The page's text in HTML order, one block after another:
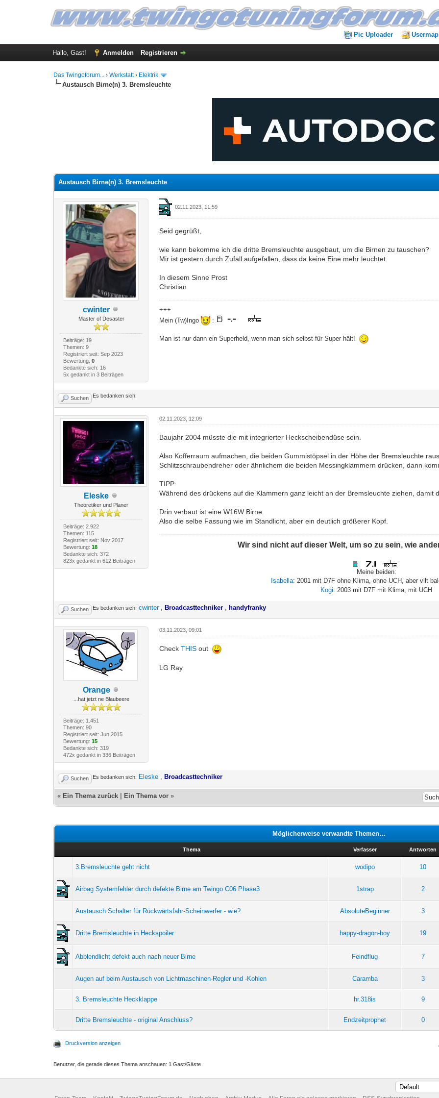
Pic Uploader Usermap
Hallo, Gast! Anmelden Registrieren
Das Twingoforum... ›Werkstatt› Elektrik
Austausch Birne(n) 3. Bremsleuchte
Austausch Birne(n) 3. Bremsleuchte
cwinter
Master of Desaster
Beiträge: 19
Themen: 9
Registriert seit: Sep 2023
Bewertung: 0
Bedankte sich: 16
5x gedankt in 3 Beiträgen
02.11.2023, 11:59
Seid gegrüßt,
wie kann bekomme ich die dritte Bremsleuchte ausgebaut, um die Birnen zu tauschen?
Mir ist gestern durch Zufall aufgefallen, dass da keine Eine mehr leuchtet.
In diesem Sinne Prost
Christian
+++
Mein (Tw)Ingo
:
Man ist nur dann ein Superheld, wenn man sich selbst für Super hält!
Suchen Es bedanken sich:
Eleske
Theoretiker und Planer
Beiträge: 2.922
Themen: 115
Registriert seit: Nov 2017
Bewertung: 18
Bedankte sich: 372
823x gedankt in 612 Beiträgen
02.11.2023, 12:09
Baujahr 2004 müsste die mit integrierter Heckscheibendüse sein.
Also Kofferraum aufmachen, die beiden Gummistöpsel in der Höhe der Bremsleuchte
Schlitzschraubendreher oder ähnlichem die beiden Messingklammern drücken, dann
TIPP:
Während des drückens auf die Klammern ganz leicht an der Bremsleuchte ziehen, damit
Drin verbaut ist eine W16W Birne.
Also die selbe Fassung wie im Standlicht, aber ein deutlich größerer Kopf.
Wir sind nicht auf dieser Welt, um so zu sein, wie
Meine beiden:
Isabella: 2001 mit D7F ohne Klima, ohne UCH, aber vllt
Kogi: 2003 mit D7F mit Klima, mit UCH
Suchen Es bedanken sich: cwinter, Broadcasttechniker handyfranky
Orange
...hat jetzt ne Blaubeere
Beiträge: 1.451
Themen: 90
Registriert seit: Jun 2015
Bewertung: 15
Bedankte sich: 319
472x gedankt in 336 Beiträgen
03.11.2023, 09:01
CheckTHIS out
LG Ray
Suchen Es bedanken sich: Eleske Broadcasttechniker
« Ein Thema zurück Ein Thema vor »
Möglicherweise verwandte Themen…
Thema Verfasser Antworten
3.Bremsleuchte geht nicht wodipo 10
Airbag Systemfehler durch defekte Birne am Twingo C06 Phase3 1strap 2
Austausch Schalter für Rückwärtsfahr-Scheinwerfer - wie? AbsoluteBeginner 3
Dritte Bremsleuchte in Heckspoiler happy-dragon-boy 19
Abblendlicht defekt auch nach neuer Birne Feindflug 7
Augen auf beim Austausch von Lichtmaschinen-Regler und -Kohlen Caramba 3
3. Bremsleuchte Heckklappe hr.318is 9
Dritte Bremsleuchte - original Anschluss? Endzeitprophet 0
Druckversion anzeigen
Benutzer, die gerade dieses Thema anschauen: 1 Gast/Gäste